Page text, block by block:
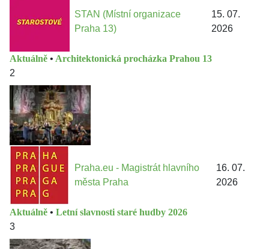
STAN (Místní organizace
Praha 13)
15. 07.
2026
Aktuálně • Architektonická procházka Prahou 13
2
Praha.eu - Magistrát hlavního
města Praha
16. 07.
2026
Aktuálně • Letní slavnosti staré hudby 2026
3